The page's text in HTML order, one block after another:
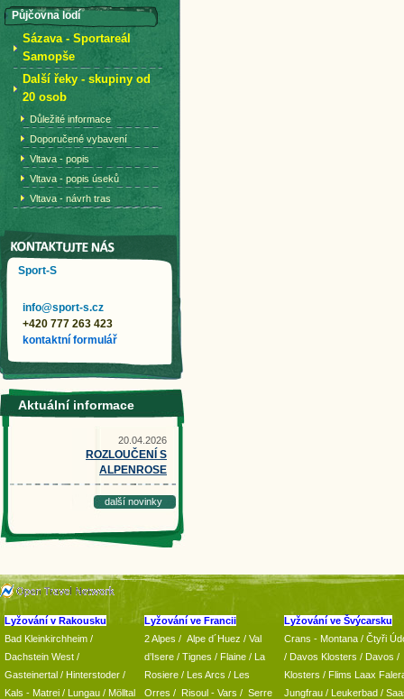
Půjčovna lodí
Sázava - Sportareál
Samopše
Další řeky - skupiny od
20 osob
Důležité informace
Doporučené vybavení
Vltava - popis
Vltava - popis úseků
Vltava - návrh tras
Sport-S
info@sport-s.cz
+420 777 263 423
kontaktní formulář
Aktuální informace
20.04.2026
ROZLOUČENÍ S
ALPENROSE
další novinky
Lyžování v Rakousku
Bad Kleinkirchheim /
Dachstein West /
Gasteinertal / Hinterstoder /
Kals - Matrei / Lungau / Mölltal
Lyžování ve Francii
2 Alpes / Alpe d´Huez / Val
d’Isere / Tignes / Flaine / La
Rosiere / Les Arcs / Les
Orres / Risoul - Vars / Serre
Lyžování ve Švýcarsku
Crans - Montana / Čtyři
/ Davos Klosters / Davos /
Klosters / Flims Laax
Jungfrau / Leukerbad /